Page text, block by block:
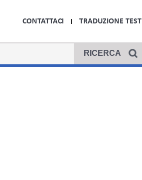
CONTATTACI TRADUZIONE TESTI